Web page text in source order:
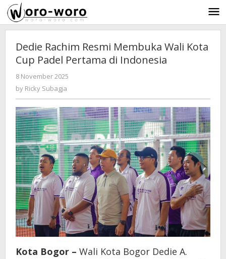
Skip
to
content
Dedie Rachim Resmi Membuka Wali Kota
Cup Padel Pertama di Indonesia
8 November 2025
by Ricky Subagja
Kota Bogor – Wali Kota Bogor Dedie A.